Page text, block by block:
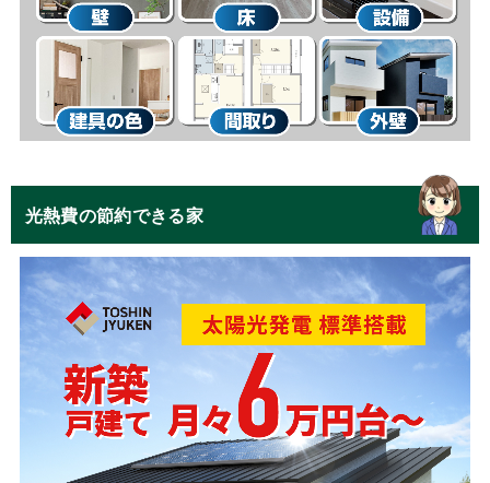
光熱費の節約できる家